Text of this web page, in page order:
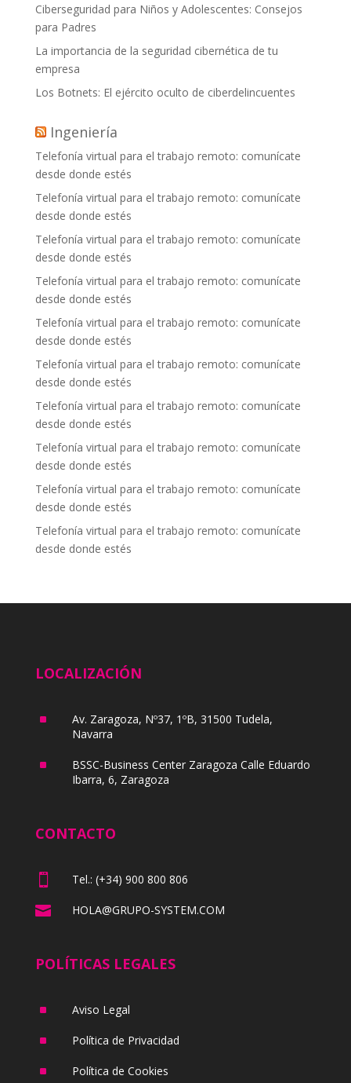
Ciberseguridad para Niños y Adolescentes: Consejos
para Padres
La importancia de la seguridad cibernética de tu
empresa
Los Botnets: El ejército oculto de ciberdelincuentes
Ingeniería
Telefonía virtual para el trabajo remoto: comunícate
desde donde estés
Telefonía virtual para el trabajo remoto: comunícate
desde donde estés
Telefonía virtual para el trabajo remoto: comunícate
desde donde estés
Telefonía virtual para el trabajo remoto: comunícate
desde donde estés
Telefonía virtual para el trabajo remoto: comunícate
desde donde estés
Telefonía virtual para el trabajo remoto: comunícate
desde donde estés
Telefonía virtual para el trabajo remoto: comunícate
desde donde estés
Telefonía virtual para el trabajo remoto: comunícate
desde donde estés
Telefonía virtual para el trabajo remoto: comunícate
desde donde estés
Telefonía virtual para el trabajo remoto: comunícate
desde donde estés
LOCALIZACIÓN
^
Av. Zaragoza, Nº37, 1ºB, 31500 Tudela,
Navarra
^
BSSC-Business Center Zaragoza Calle Eduardo
Ibarra, 6, Zaragoza
CONTACTO
 Tel.: (+34) 900 800 806
 HOLA@GRUPO-SYSTEM.COM
POLÍTICAS LEGALES
^ Aviso Legal
^ Política de Privacidad
^ Política de Cookies